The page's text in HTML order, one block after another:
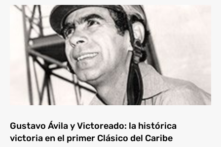
Gustavo Ávila y Victoreado: la histórica
victoria en el primer Clásico del Caribe